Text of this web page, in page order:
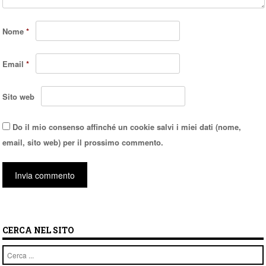
Nome*
Email*
Sito web
Do il mio consenso affinché un cookie salvi i miei dati (nome,
email, sito web) per il prossimo commento.
CERCA NEL SITO
Cerca